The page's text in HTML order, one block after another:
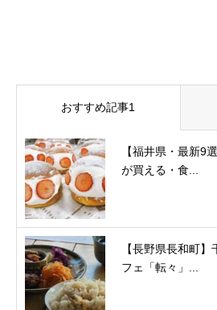
おすすめ記事1
【福井県・最新9
が買える・食...
【長野県長和町
フェ「転々」...